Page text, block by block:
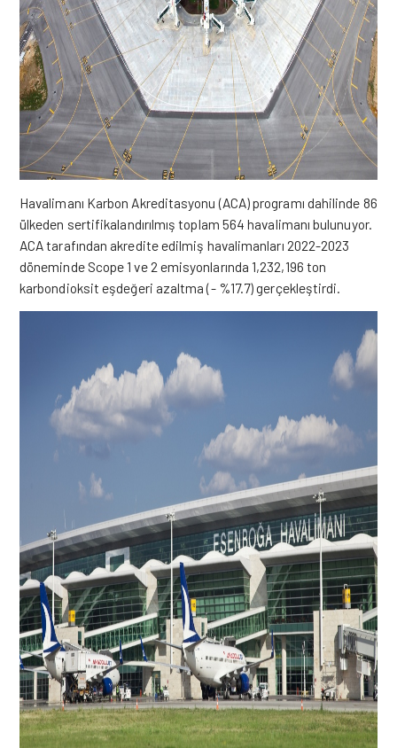
Havalimanı Karbon Akreditasyonu (ACA) programı dahilinde 86
ülkeden sertifikalandırılmış toplam 564 havalimanı bulunuyor.
ACA tarafından akredite edilmiş havalimanları 2022-2023
döneminde Scope 1 ve 2 emisyonlarında 1,232,196 ton
karbondioksit eşdeğeri azaltma (- %17.7) gerçekleştirdi.